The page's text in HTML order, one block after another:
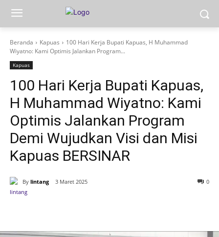
Beranda Kapuas
100 Hari Kerja Bupati Kapuas, H Muhammad
Wiyatno: Kami Optimis Jalankan Program...
Kapuas
100 Hari Kerja Bupati Kapuas,
H Muhammad Wiyatno: Kami
Optimis Jalankan Program
Demi Wujudkan Visi dan Misi
Kapuas BERSINAR
By lintang 3 Maret 2025 0